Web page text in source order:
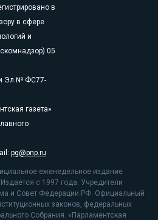
в
в сфере
и
05
Эл № ФС77-
газета»
pg@pnp.ru
еженедельное издание
с 1997 года. Учредители
и Совет Федерации РФ. Официальный
законов, федеральных
Собрания. «Парламентская